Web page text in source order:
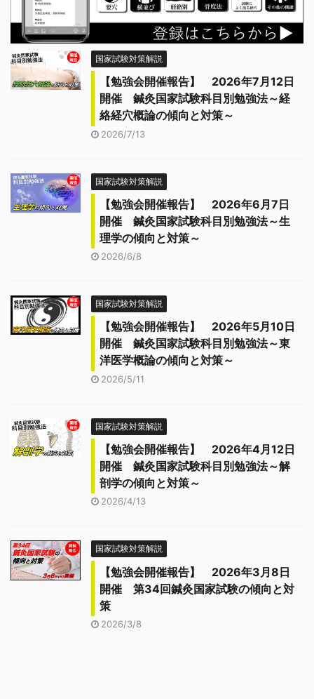
国家試験対策解説
【勉強会開催報告】 2026年7月12日
開催 鍼灸国家試験科目別勉強法～経
絡経穴概論の傾向と対策～
2026/7/13
国家試験対策解説
【勉強会開催報告】 2026年6月7日
開催 鍼灸国家試験科目別勉強法～生
理学の傾向と対策～
2026/6/8
国家試験対策解説
【勉強会開催報告】 2026年5月10日
開催 鍼灸国家試験科目別勉強法～東
洋医学概論の傾向と対策～
2026/5/11
国家試験対策解説
【勉強会開催報告】 2026年4月12日
開催 鍼灸国家試験科目別勉強法～解
剖学の傾向と対策～
2026/4/13
国家試験対策解説
【勉強会開催報告】 2026年3月8日
開催 第34回鍼灸国家試験の傾向と対
策
2026/3/8